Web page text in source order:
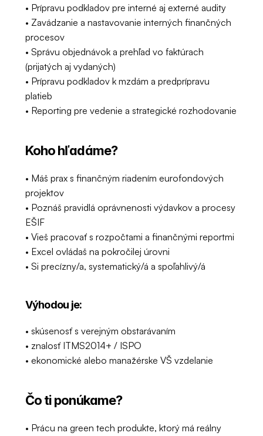
• Prípravu podkladov pre interné aj externé audity
• Zavádzanie a nastavovanie interných finančných
procesov
• Správu objednávok a prehľad vo faktúrach
(prijatých aj vydaných)
• Prípravu podkladov k mzdám a predprípravu
platieb
• Reporting pre vedenie a strategické rozhodovanie
Koho hľadáme?
• Máš prax s finančným riadením eurofondových
projektov
• Poznáš pravidlá oprávnenosti výdavkov a procesy
EŠIF
• Vieš pracovať s rozpočtami a finančnými reportmi
• Excel ovládaš na pokročilej úrovni
• Si precízny/a, systematický/á a spoľahlivý/á
Výhodou je:
• skúsenosť s verejným obstarávaním
• znalosť ITMS2014+ / ISPO
• ekonomické alebo manažérske VŠ vzdelanie
Čo ti ponúkame?
• Prácu na green tech produkte, ktorý má reálny